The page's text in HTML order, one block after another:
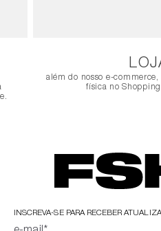
além do nosso e-
física no
INSCREVA-SE PARA RECEBER